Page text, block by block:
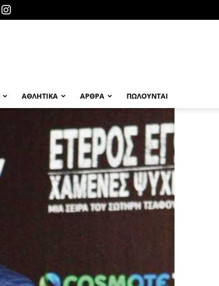
ΑΘΛΗΤΙΚΑ ΑΡΘΡΑ ΠΩΛΟΎΝΤΑΙ